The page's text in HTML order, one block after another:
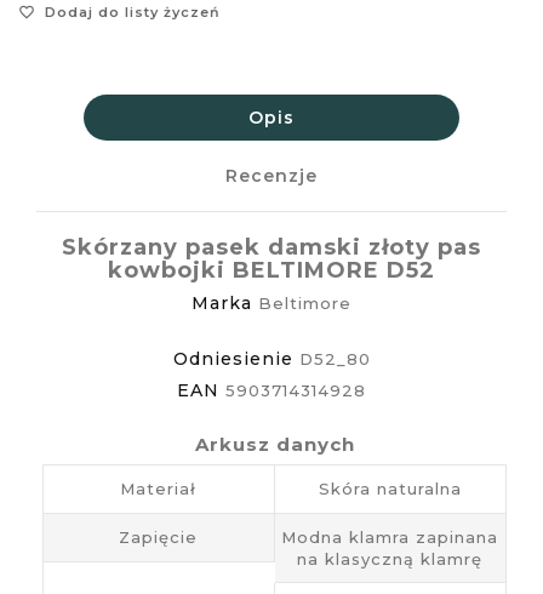
favorite_border
Dodaj do listy życzeń
Opis
Recenzje
Skórzany pasek damski złoty pas
kowbojki BELTIMORE D52
Marka Beltimore
Odniesienie D52_80
EAN 5903714314928
Arkusz danych
Materiał Skóra naturalna
Zapięcie
Modna klamra zapinana
na klasyczną klamrę